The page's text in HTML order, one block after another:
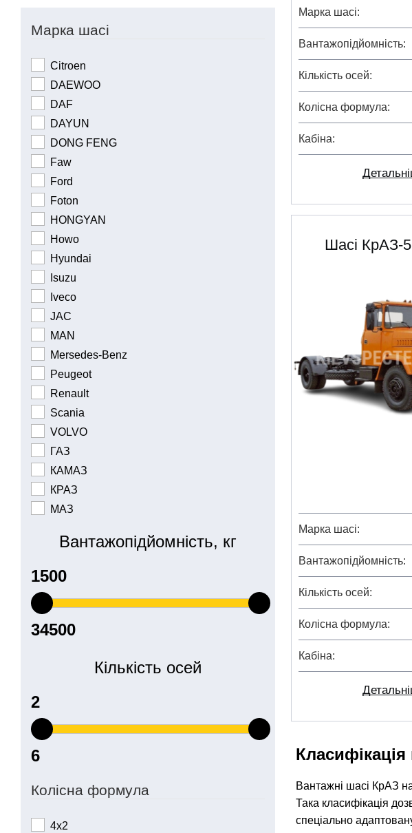
Марка шасі
Вантажопідйомність
Кількість осей
Колісна формула
Кабіна
Шасі КрАЗ-
Марка шасі
Вантажопідйомність
Кількість осей
Колісна формула
Кабіна
Вантажні шасі КрАЗ
Така класифікація
спеціально
Марка шасі
Citroen
DAEWOO
DAF
DAYUN
DONG FENG
Faw
Ford
Foton
HONGYAN
Howo
Hyundai
Isuzu
Iveco
JAC
MAN
Mersedes-Benz
Peugeot
Renault
Scania
VOLVO
ГАЗ
КАМАЗ
КРАЗ
МАЗ
Вантажопідйомність, кг
Кількість осей
Колісна формула
4х2